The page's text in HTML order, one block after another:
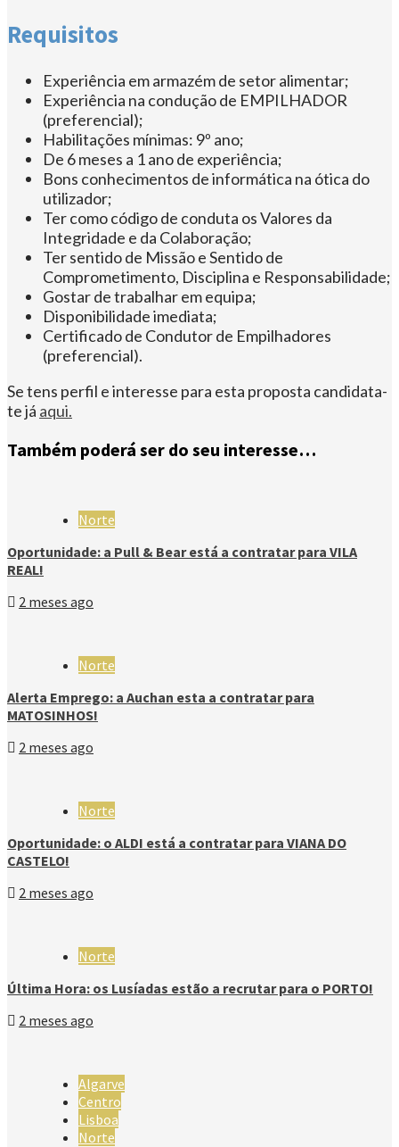
Requisitos
Experiência em armazém de setor alimentar;
Experiência na condução de EMPILHADOR
(preferencial);
Habilitações mínimas: 9º ano;
De 6 meses a 1 ano de experiência;
Bons conhecimentos de informática na ótica do
utilizador;
Ter como código de conduta os Valores da
Integridade e da Colaboração;
Ter sentido de Missão e Sentido de
Comprometimento, Disciplina e Responsabilidade;
Gostar de trabalhar em equipa;
Disponibilidade imediata;
Certificado de Condutor de Empilhadores
(preferencial).
Se tens perfil e interesse para esta proposta candidata-
te já aqui.
Também poderá ser do seu interesse…
Norte
Oportunidade: a Pull & Bear está a contratar para VILA
REAL!
2 meses ago
Norte
Alerta Emprego: a Auchan esta a contratar para
MATOSINHOS!
2 meses ago
Norte
Oportunidade: o ALDI está a contratar para VIANA DO
CASTELO!
2 meses ago
Norte
Última Hora: os Lusíadas estão a recrutar para o PORTO!
2 meses ago
Algarve
Centro
Lisboa
Norte